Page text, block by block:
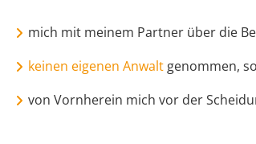
mich mit meinem Partner über die
keinen eigenen Anwalt genommen,
von Vornherein mich vor der